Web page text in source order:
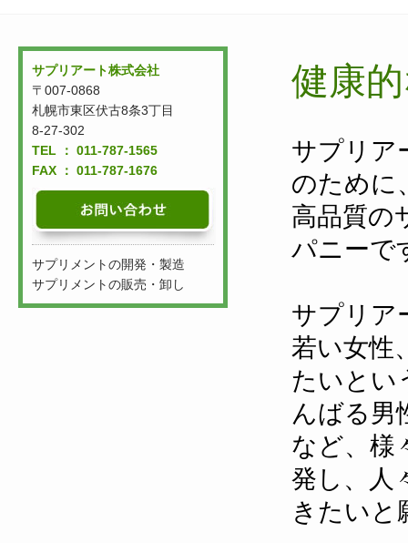
サプリアート株式会社
〒007-0868
札幌市東区伏古8条3丁目
8-27-302
TEL ： 011-787-1565
FAX ： 011-787-1676
サプリメントの開発・製造
サプリメントの販売・卸し
健康
サプリア
のために
高品質の
パニーで
サプリア
若い女性
たいとい
んばる男
など、様
発し、人
きたいと